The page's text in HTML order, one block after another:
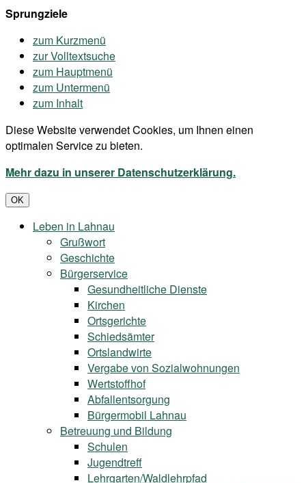
Sprungziele
zum Kurzmenü
zur Volltextsuche
zum Hauptmenü
zum Untermenü
zum Inhalt
Diese Website verwendet Cookies, um Ihnen einen
optimalen Service zu bieten.
Mehr dazu in unserer Datenschutzerklärung.
OK
Leben in Lahnau
Grußwort
Geschichte
Bürgerservice
Gesundheitliche Dienste
Kirchen
Ortsgerichte
Schiedsämter
Ortslandwirte
Vergabe von Sozialwohnungen
Wertstoffhof
Abfallentsorgung
Bürgermobil Lahnau
Betreuung und Bildung
Schulen
Jugendtreff
Lehrgarten/Waldlehrpfad